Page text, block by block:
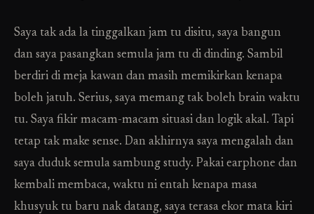
Saya tak ada la tinggalkan jam tu disitu, saya bangun
dan saya pasangkan semula jam tu di dinding. Sambil
berdiri di meja kawan dan masih memikirkan kenapa
boleh jatuh. Serius, saya memang tak boleh brain waktu
tu. Saya fikir macam-macam situasi dan logik akal. Tapi
tetap tak make sense. Dan akhirnya saya mengalah dan
saya duduk semula sambung study. Pakai earphone dan
kembali membaca, waktu ni entah kenapa masa
khusyuk tu baru nak datang, saya terasa ekor mata kiri